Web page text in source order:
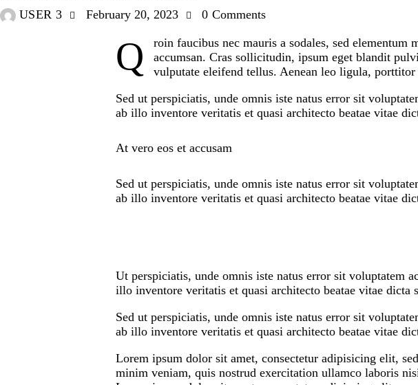
USER 3
February 20, 2023 0 Comments
Qroin faucibus nec mauris a sodales, sed elementum mi tincidunt. Sed eget viverra egestas nisi in consequat. Fusce sodales augue a
accumsan. Cras sollicitudin, ipsum eget blandit
vulputate eleifend tellus. Aenean leo ligula,
Sed ut perspiciatis, unde omnis iste natus error sit
ab illo inventore veritatis et quasi architecto beatae vitae
At vero eos et accusam
Sed ut perspiciatis, unde omnis iste natus error sit
ab illo inventore veritatis et quasi architecto beatae vitae
Ut perspiciatis, unde omnis iste natus error sit voluptatem
illo inventore veritatis et quasi architecto beatae vitae dicta
Sed ut perspiciatis, unde omnis iste natus error sit
ab illo inventore veritatis et quasi architecto beatae vitae
Lorem ipsum dolor sit amet, consectetur adipisicing elit,
minim veniam, quis nostrud exercitation ullamco laboris